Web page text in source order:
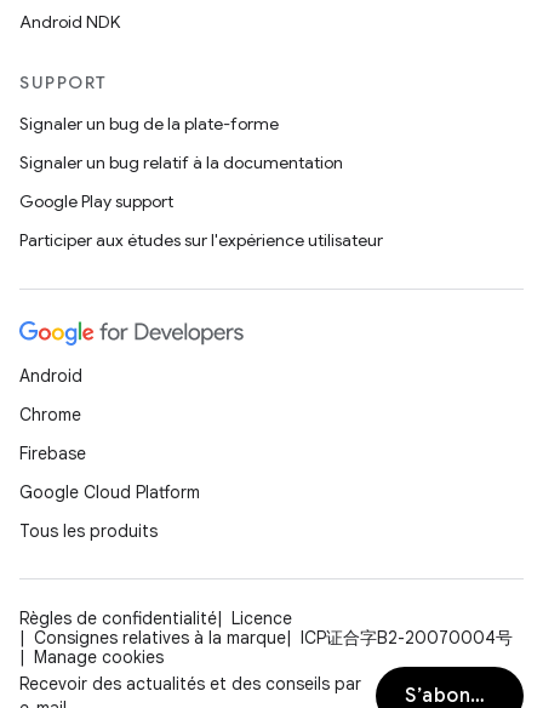
Android NDK
SUPPORT
Signaler un bug de la plate-forme
Signaler un bug relatif à la documentation
Google Play support
Participer aux études sur l'expérience utilisateur
Android
Chrome
Firebase
Google Cloud Platform
Tous les produits
Règles de confidentialité
Licence
Consignes relatives à la marque
ICP证合字B2-20070004号
Manage cookies
Recevoir des actualités et des conseils par
S’abonner